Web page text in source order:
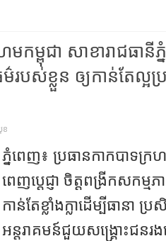
កម្ពុជា សាខារាជធានីភ្នំ
ស់ខ្លួន ឲ្យកាន់តែល្អប្រ
ខ
ភ្នំពេញ៖ ប្រធានកាកបាទក្រហ
ពេញបេ្តជ្ញា ចិត្តពង្រីកសកម្
កាន់តែខ្លាំងក្លាដើម្បីធានា ប្រ
អន្តរាគមន៍ជួយសង្គ្រោះជនរ